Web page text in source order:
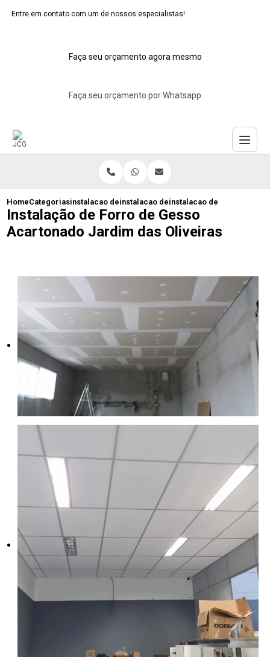
Entre em contato com um de nossos especialistas!
Faça seu orçamento agora mesmo
Faça seu orçamento por Whatsapp
HomeCategoriasinstalacao de forros de gesso
instalacao de forro de gesso
instalacao de forro de
Instalação de Forro de Gesso
Acartonado Jardim das Oliveiras